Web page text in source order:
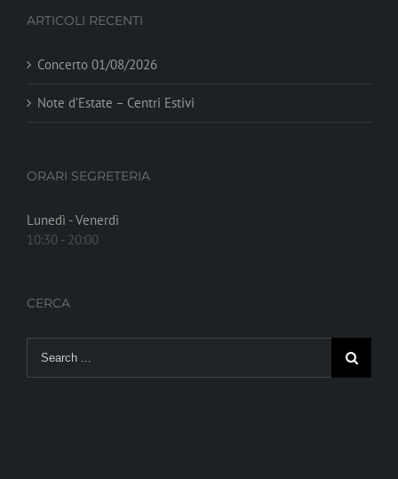
ARTICOLI RECENTI
Concerto 01/08/2026
Note d’Estate – Centri Estivi
ORARI SEGRETERIA
Lunedì - Venerdì
10:30 - 20:00
CERCA
for: